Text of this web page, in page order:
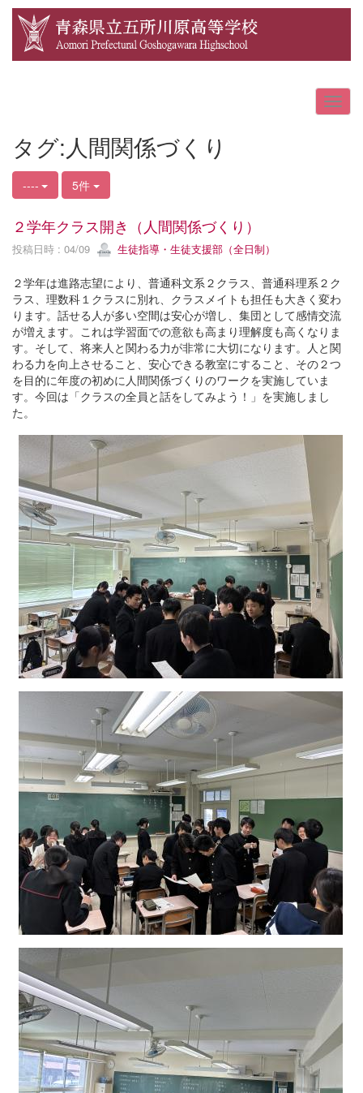
タグ:人間関係づくり
---- 5件
２学年クラス開き（人間関係づくり）
投稿日時 : 04/09 生徒指導・生徒支援部（全日制）
２学年は進路志望により、普通科文系２クラス、普通科理系２ク
ラス、理数科１クラスに別れ、クラスメイトも担任も大きく変わ
ります。話せる人が多い空間は安心が増し、集団として感情交流
が増えます。これは学習面での意欲も高まり理解度も高くなりま
す。そして、将来人と関わる力が非常に大切になります。人と関
わる力を向上させること、安心できる教室にすること、その２つ
を目的に年度の初めに人間関係づくりのワークを実施していま
す。今回は「クラスの全員と話をしてみよう！」を実施しまし
た。